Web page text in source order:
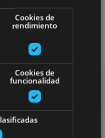
Visitas guiadas
Cookies de
rendimiento
Cookies de
funcionalidad